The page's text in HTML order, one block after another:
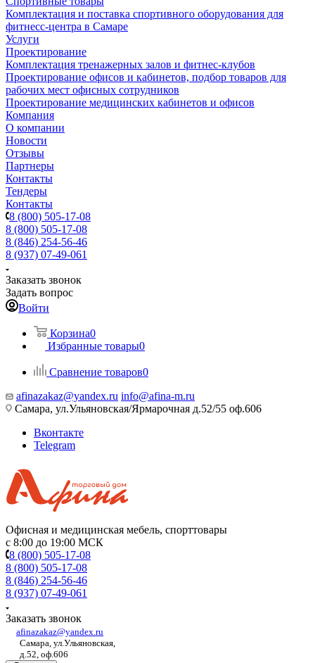
Комплектация и поставка спортивного оборудования для
фитнесс-центра в Самаре
Услуги
Проектирование
Комплектация тренажерных залов и фитнес-клубов
Проектирование офисов и кабинетов, подбор товаров для
рабочих мест офисных сотрудников
Проектирование медицинских кабинетов и офисов
Компания
О компании
Новости
Отзывы
Партнеры
Контакты
Тендеры
Контакты
8 (800) 505-17-08
8 (800) 505-17-08
8 (846) 254-56-46
8 (937) 07-49-061
Заказать звонок
Задать вопрос
Войти
Корзина0
Избранные товары0
Сравнение товаров0
afinazakaz@yandex.ru info@afina-m.ru
Самара, ул.Ульяновская/Ярмарочная д.52/55 оф.606
Вконтакте
Telegram
Офисная и медицинская мебель, спорттовары
с 8:00 до 19:00 МСК
8 (800) 505-17-08
8 (800) 505-17-08
8 (846) 254-56-46
8 (937) 07-49-061
Заказать звонок
afinazakaz@yandex.ru
Самара, ул.Ульяновская,
д.52, оф.606